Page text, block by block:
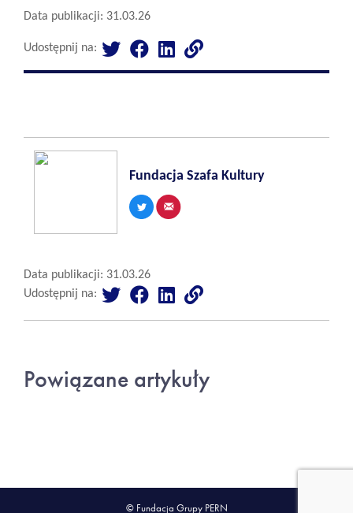
Data publikacji: 31.03.26
Udostępnij na:
Fundacja Szafa Kultury
Data publikacji: 31.03.26
Udostępnij na:
Powiązane artykuły
© Fundacja Grupy PERN